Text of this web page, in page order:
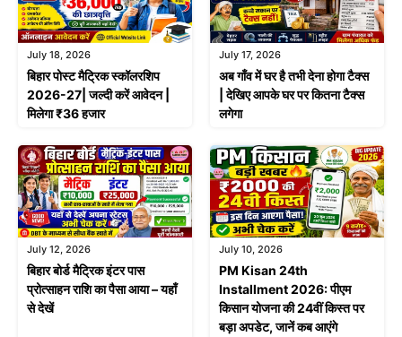
July 18, 2026
बिहार पोस्ट मैट्रिक स्कॉलरशिप
2026-27| जल्दी करें आवेदन |
मिलेगा ₹36 हजार
July 17, 2026
अब गाँव में घर है तभी देना होगा टैक्स
| देखिए आपके घर पर कितना टैक्स
लगेगा
July 12, 2026
बिहार बोर्ड मैट्रिक इंटर पास
प्रोत्साहन राशि का पैसा आया – यहाँ
से देखें
July 10, 2026
PM Kisan 24th
Installment 2026: पीएम
किसान योजना की 24वीं किस्त पर
बड़ा अपडेट, जानें कब आएंगे